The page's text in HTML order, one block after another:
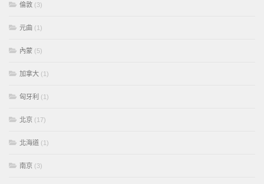
倫敦 (3)
元曲 (1)
內蒙 (5)
加拿大 (1)
匈牙利 (1)
北京 (17)
北海道 (1)
南京 (3)